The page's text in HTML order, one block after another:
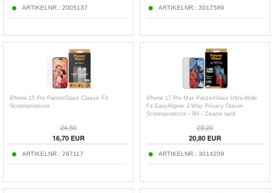
ARTIKELNR.: 2005137 ARTIKELNR.: 3017589
iPhone 15 Pro PanzerGlass Classic Fit
Screenprotector
24,50
16,70EUR
ARTIKELNR.: 267117
iPhone 17 Pro Max PanzerGlass Ultra-Wide
Fit EasyAligner 2-Way Privacy Glazen
Screenprotector - 9H - Zwarte rand
23,20
20,80EUR
ARTIKELNR.: 3014209